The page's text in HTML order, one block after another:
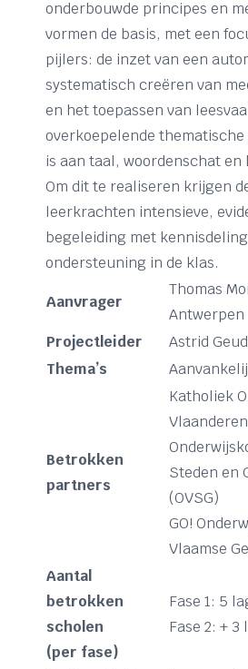
onderbouwde principes en
vormen de basis, met een
pijlers: de inzet van een
systematisch creëren van
en het toepassen van
overkoepelende
is aan taal, woordenschat en
Om dit te realiseren krijgen
leerkrachten intensieve,
begeleiding met
ondersteuning in de klas.
Aanvrager
Thomas
Antwerpen
Projectleider
Astrid
Thema’s
Betrokken
partners
Katholiek
Vlaanderen
Steden en
(OVSG)
GO!
Vlaamse
Aantal
betrokken
scholen
(per fase)
Fase 1: 5
Fase 2: +